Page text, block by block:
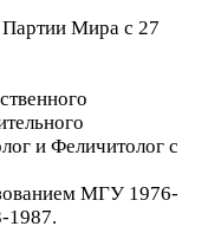
Мира с 27
и Феличитолог с
МГУ 1976-
1987.